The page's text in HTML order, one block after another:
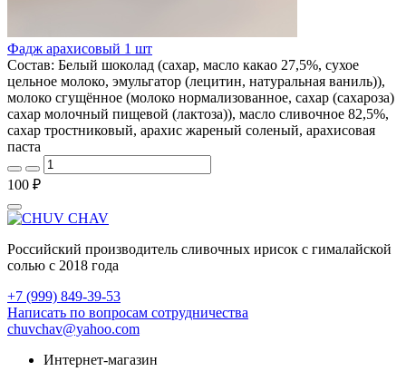
Фадж арахисовый 1 шт
Состав: Белый шоколад (сахар, масло какао 27,5%, сухое
цельное молоко, эмульгатор (лецитин, натуральная ваниль)),
молоко сгущённое (молоко нормализованное, сахар (сахароза)
сахар молочный пищевой (лактоза)), масло сливочное 82,5%,
сахар тростниковый, арахис жареный соленый, арахисовая
паста
100 ₽
Российский производитель сливочных ирисок с гималайской
солью с 2018 года
+7 (999) 849-39-53
Написать по вопросам сотрудничества
chuvchav@yahoo.com
Интернет-магазин